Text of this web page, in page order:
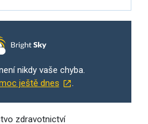
nikdy vaše chyba.
ještě dnes
zdravotnictví